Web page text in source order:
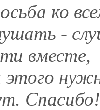
ко
-
вместе,
этого
Спасибо!